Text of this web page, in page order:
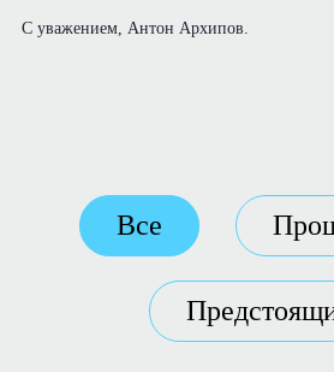
C уважением, Антон Архипов.
Все